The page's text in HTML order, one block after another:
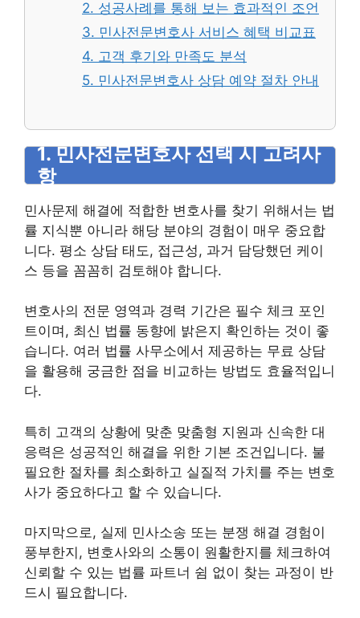
2. 성공사례를 통해 보는 효과적인 조언
3. 민사전문변호사 서비스 혜택 비교표
4. 고객 후기와 만족도 분석
5. 민사전문변호사 상담 예약 절차 안내
1. 민사전문변호사 선택 시 고려사
항
민사문제 해결에 적합한 변호사를 찾기 위해서는 법
률 지식뿐 아니라 해당 분야의 경험이 매우 중요합
니다. 평소 상담 태도, 접근성, 과거 담당했던 케이
스 등을 꼼꼼히 검토해야 합니다.
변호사의 전문 영역과 경력 기간은 필수 체크 포인
트이며, 최신 법률 동향에 밝은지 확인하는 것이 좋
습니다. 여러 법률 사무소에서 제공하는 무료 상담
을 활용해 궁금한 점을 비교하는 방법도 효율적입니
다.
특히 고객의 상황에 맞춘 맞춤형 지원과 신속한 대
응력은 성공적인 해결을 위한 기본 조건입니다. 불
필요한 절차를 최소화하고 실질적 가치를 주는 변호
사가 중요하다고 할 수 있습니다.
마지막으로, 실제 민사소송 또는 분쟁 해결 경험이
풍부한지, 변호사와의 소통이 원활한지를 체크하여
신뢰할 수 있는 법률 파트너 쉼 없이 찾는 과정이 반
드시 필요합니다.